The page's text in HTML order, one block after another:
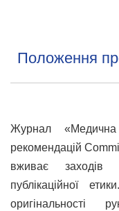
Положення
Журнал «Медична
рекомендацій
вживає заходів
публікаційної
оригінальності